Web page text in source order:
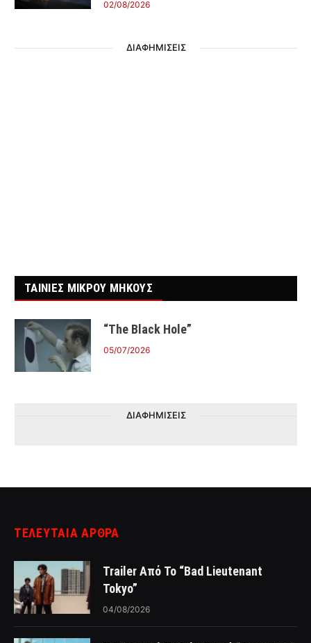
02/08/2026
ΔΙΑΦΗΜΙΣΕΙΣ
ΤΑΙΝΙΕΣ ΜΙΚΡΟΥ ΜΗΚΟΥΣ
“The Black Hole”
05/07/2026
ΔΙΑΦΗΜΙΣΕΙΣ
ΤΕΛΕΥΤΑΙΑ ΑΡΘΡΑ
Trailer Από Το “Bad Lieutenant
Tokyo”
04/08/2026